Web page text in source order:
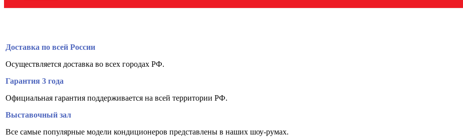
Доставка по всей России
Осуществляется доставка во всех городах РФ.
Гарантия 3 года
Официальная гарантия поддерживается на всей территории РФ.
Выставочный зал
Все самые популярные модели кондиционеров представлены в наших шоу-румах.